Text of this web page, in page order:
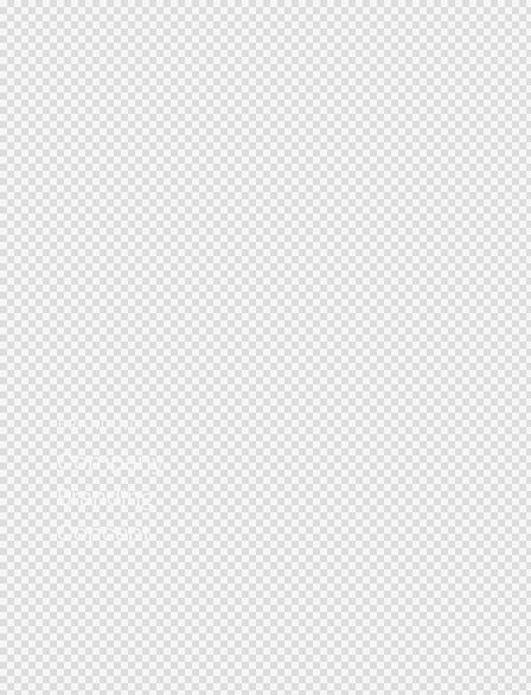
BRANDING
Company
Branding
Concept